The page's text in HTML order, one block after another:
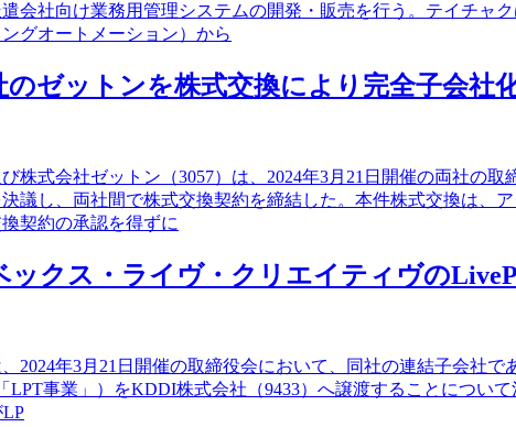
会社向け業務用管理システムの開発・販売を行う。テイチャ
グオートメーション）から
ゼットンを株式交換により完全子会社
株式会社ゼットン（3057）は、2024年3月21日開催の両社の
議し、両社間で株式交換契約を締結した。本件株式交換は、
契約の承認を得ずに
クス・ライヴ・クリエイティヴの
2024年3月21日開催の取締役会において、同社の連結子会社
LPT事業」）をKDDI株式会社（9433）へ譲渡することにつ
LP